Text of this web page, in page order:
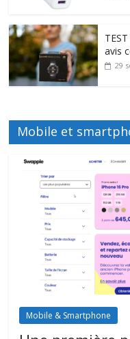
avis
29
Mobile et
Mobile & Smartphone